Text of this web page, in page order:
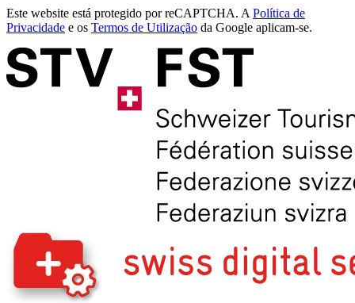
Este website está protegido por reCAPTCHA. A Política de
Privacidade e os Termos de Utilização da Google aplicam-se.